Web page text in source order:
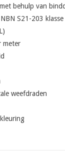
behulp van
S21-203 klasse
meter
weefdraden